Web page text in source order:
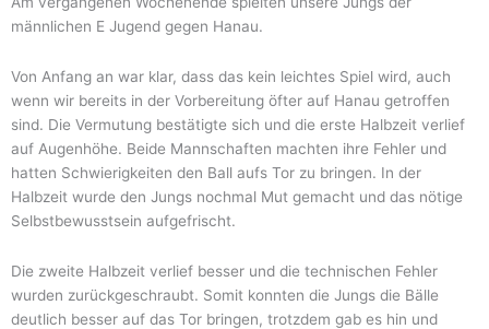
männlichen E Jugend gegen Hanau.
Von Anfang an war klar, dass das kein leichtes Spiel wird, auch
wenn wir bereits in der Vorbereitung öfter auf Hanau getroffen
sind. Die Vermutung bestätigte sich und die erste Halbzeit verlief
auf Augenhöhe. Beide Mannschaften machten ihre Fehler und
hatten Schwierigkeiten den Ball aufs Tor zu bringen. In der
Halbzeit wurde den Jungs nochmal Mut gemacht und das nötige
Selbstbewusstsein aufgefrischt.
Die zweite Halbzeit verlief besser und die technischen Fehler
wurden zurückgeschraubt. Somit konnten die Jungs die Bälle
deutlich besser auf das Tor bringen, trotzdem gab es hin und